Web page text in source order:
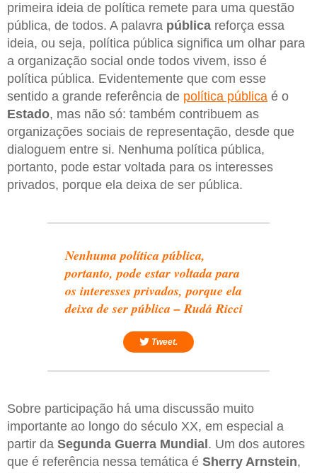
primeira ideia de política remete para uma questão
pública, de todos. A palavra pública reforça essa
ideia, ou seja, política pública significa um olhar para
a organização social onde todos vivem, isso é
política pública. Evidentemente que com esse
sentido a grande referência de política pública é o
Estado, mas não só: também contribuem as
organizações sociais de representação, desde que
dialoguem entre si. Nenhuma política pública,
portanto, pode estar voltada para os interesses
privados, porque ela deixa de ser pública.
Nenhuma política pública,
portanto, pode estar voltada para
os interesses privados, porque ela
deixa de ser pública – Rudá Ricci
Tweet.
Sobre participação há uma discussão muito
importante ao longo do século XX, em especial a
partir da Segunda Guerra Mundial. Um dos autores
que é referência nessa temática é Sherry Arnstein,